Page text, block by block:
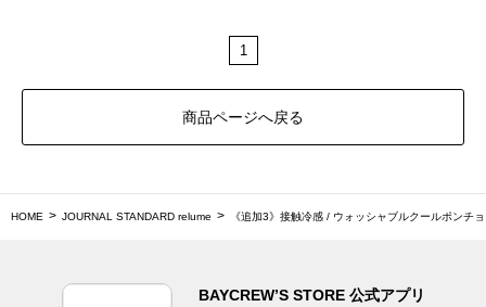
1
商品ページへ戻る
HOME JOURNAL STANDARD relume 《追加3》接触冷感 / ウォッシャブルクールポンチ
BAYCREW’S STORE 公式アプリ